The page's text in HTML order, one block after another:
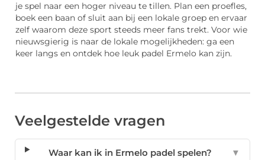
je spel naar een hoger niveau te tillen. Plan een proefles,
boek een baan of sluit aan bij een lokale groep en ervaar
zelf waarom deze sport steeds meer fans trekt. Voor wie
nieuwsgierig is naar de lokale mogelijkheden: ga een
keer langs en ontdek hoe leuk padel Ermelo kan zijn.
Veelgestelde vragen
Waar kan ik in Ermelo padel spelen? ▼